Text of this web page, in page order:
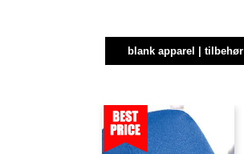
blank apparel | tilbehør